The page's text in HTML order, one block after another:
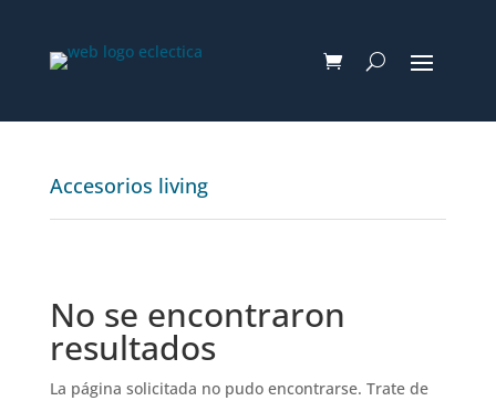
Accesorios living
No se encontraron
resultados
La página solicitada no pudo encontrarse. Trate de